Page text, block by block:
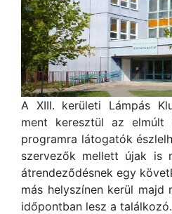
A XIII. kerületi Lámpás
ment keresztül az elmúlt
programra látogatók
szervezők mellett újak is
átrendeződésnek egy
más helyszínen kerül majd
időpontban lesz a találkozó.